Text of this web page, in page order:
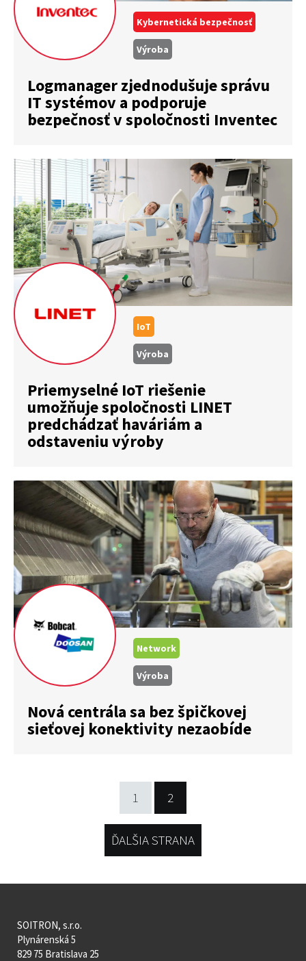
Kybernetická bezpečnosť
Výroba
Logmanager zjednodušuje správu
IT systémov a podporuje
bezpečnosť v spoločnosti Inventec
IoT
Výroba
Priemyselné IoT riešenie
umožňuje spoločnosti LINET
predchádzať haváriám a
odstaveniu výroby
Network
Výroba
Nová centrála sa bez špičkovej
sieťovej konektivity nezaobíde
1 2
ĎALŠIA STRANA
SOITRON, s.r.o.
Plynárenská 5
829 75 Bratislava 25